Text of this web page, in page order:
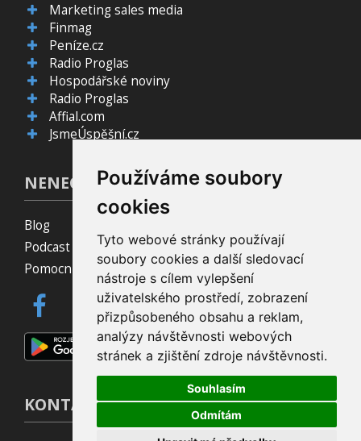
Používáme soubory
cookies
Tyto webové stránky používají
soubory cookies a další sledovací
nástroje s cílem vylepšení
uživatelského prostředí, zobrazení
přizpůsobeného obsahu a reklam,
analýzy návštěvnosti webových
stránek a zjištění zdroje návštěvnosti.
Souhlasím
Odmítám
Marketing sales media
Finmag
Peníze.cz
Radio Proglas
Hospodářské noviny
Radio Proglas
Affial.com
JsmeÚspěšní.cz
NENECHTE SI TO UJÍT!
Blog
Podcast Pijavice
Pomocník do prohlížeče
KONTAKT